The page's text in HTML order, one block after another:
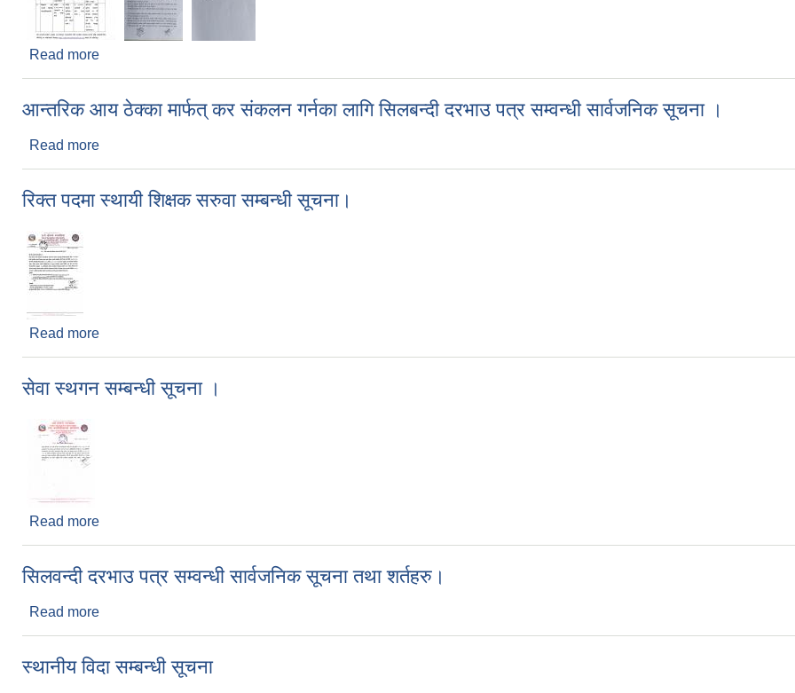
Read more
आन्तरिक आय ठेक्का मार्फत् कर संकलन गर्नका लागि सिलबन्दी दरभाउ पत्र सम्वन्धी सार्वजनिक सूचना ।
Read more
रिक्त पदमा स्थायी शिक्षक सरुवा सम्बन्धी सूचना।
Read more
सेवा स्थगन सम्बन्धी सूचना ।
Read more
सिलवन्दी दरभाउ पत्र सम्वन्धी सार्वजनिक सूचना तथा शर्तहरु।
Read more
स्थानीय विदा सम्बन्धी सूचना